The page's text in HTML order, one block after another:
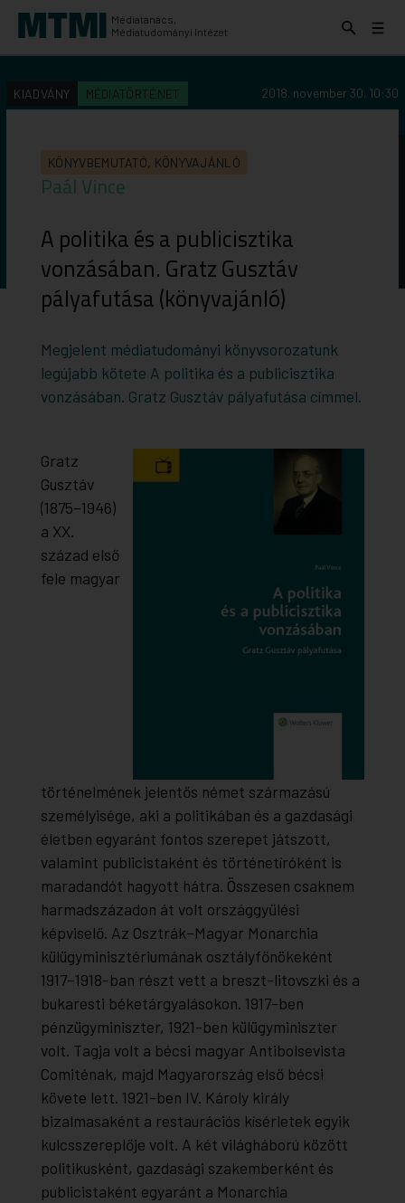
Médiatanács,
Médiatudományi Intézet
KERESÉS AZ INTÉZET ANYAGAI KÖZÖTT
indítása
Keresés
Menü
KIADVÁNY MÉDIATÖRTÉNET 2018. november 30. 10:30
Paál Vince
KÖNYVBEMUTATÓ, KÖNYVAJÁNLÓ
A politika és a publicisztika
vonzásában. Gratz Gusztáv
pályafutása (könyvajánló)
Megjelent médiatudományi könyvsorozatunk
legújabb kötete A politika és a publicisztika
vonzásában. Gratz Gusztáv pályafutása címmel.
Gratz
Gusztáv
(1875–1946)
a XX.
század első
fele magyar
történelmének jelentős német származású
személyisége, aki a politikában és a gazdasági
életben egyaránt fontos szerepet játszott,
valamint publicistaként és történetíróként is
maradandót hagyott hátra. Összesen csaknem
harmadszázadon át volt országgyűlési
képviselő. Az Osztrák–Magyar Monarchia
külügyminisztériumának osztályfőnökeként
1917–1918-ban részt vett a breszt-litovszki és a
bukaresti béketárgyalásokon. 1917-ben
pénzügyminiszter, 1921-ben külügyminiszter
volt. Tagja volt a bécsi magyar Antibolsevista
Comiténak, majd Magyarország első bécsi
követe lett. 1921-ben IV. Károly király
bizalmasaként a restaurációs kísérletek egyik
kulcsszereplője volt. A két világháború között
politikusként, gazdasági szakemberként és
publicistaként egyaránt a Monarchia